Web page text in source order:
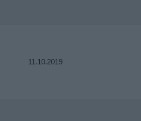
11.10.2019